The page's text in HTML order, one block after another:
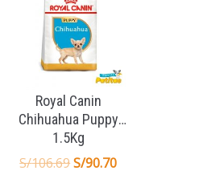
Royal Canin
Chihuahua Puppy
1.5Kg
S/106.69S/90.70